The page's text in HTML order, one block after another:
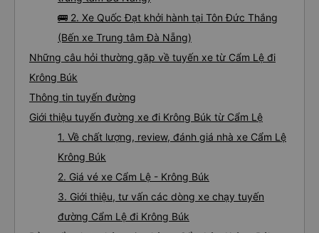
🚌 2. Xe Quốc Đạt khởi hành tại Tôn Đức Thắng
(Bến xe Trung tâm Đà Nẵng)
Những câu hỏi thường gặp về tuyến xe từ Cẩm Lệ đi
Krông Búk
Thông tin tuyến đường
Giới thiệu tuyến đường xe đi Krông Búk từ Cẩm Lệ
1. Về chất lượng, review, đánh giá nhà xe Cẩm Lệ
Krông Búk
2. Giá vé xe Cẩm Lệ - Krông Búk
3. Giới thiệu, tư vấn các dòng xe chạy tuyến
đường Cẩm Lệ đi Krông Búk